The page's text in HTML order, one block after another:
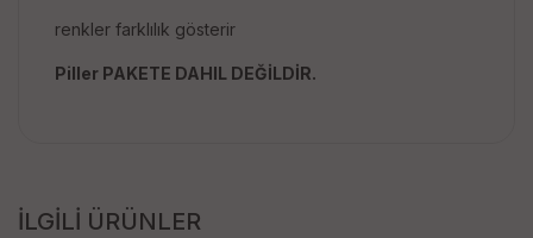
renkler farklılık gösterir
Piller PAKETE DAHIL DEĞİLDİR.
İLGİLİ ÜRÜNLER